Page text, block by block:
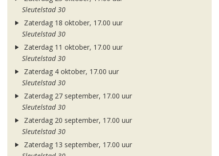
Sleutelstad 30
Zaterdag 18 oktober, 17.00 uur
Sleutelstad 30
Zaterdag 11 oktober, 17.00 uur
Sleutelstad 30
Zaterdag 4 oktober, 17.00 uur
Sleutelstad 30
Zaterdag 27 september, 17.00 uur
Sleutelstad 30
Zaterdag 20 september, 17.00 uur
Sleutelstad 30
Zaterdag 13 september, 17.00 uur